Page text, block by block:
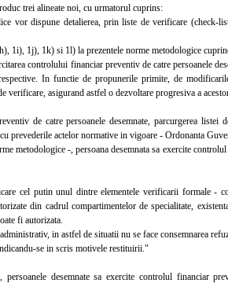
trei alineate noi, cu urmatorul cuprins:
vor dispune detalierea, prin liste de verificare (check-
1i), 1j), 1k) si 1l) la prezentele norme metodologice
controlului financiar preventiv de catre persoanele
In functie de propunerile primite, de
verificare, asigurand astfel o dezvoltare progresiva a
de catre persoanele desemnate, parcurgerea listei
prevederile actelor normative in vigoare - Ordonanta
metodologice -, persoana desemnata sa exercite
cel putin unul dintre elementele verificarii formale -
din cadrul compartimentelor de specialitate,
fi autorizata.
in astfel de situatii nu se face consemnarea
se in scris motivele restituirii."
desemnate sa exercite controlul financiar